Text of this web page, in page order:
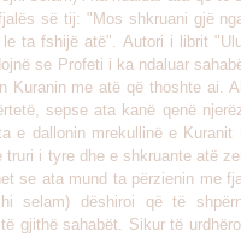
së tij: "Mos shkruani gjë
ta fshijë atë". Autori i librit
se Profeti i ka ndaluar
Kuranin me atë që thoshte ai.
sepse ata kanë qenë
e dallonin mrekullinë e
truri i tyre dhe e shkruante atë
se ata mund ta përzienin me
selam) dëshiroi që të
gjithë sahabët. Sikur të